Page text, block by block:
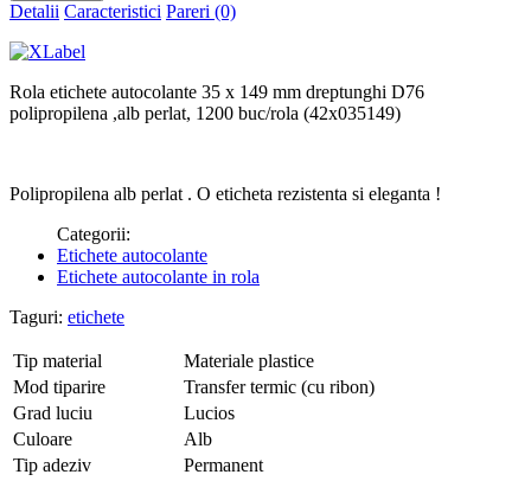
Detalii Caracteristici Pareri (0)
Rola etichete autocolante 35 x 149 mm dreptunghi D76
polipropilena ,alb perlat, 1200 buc/rola (42x035149)
Polipropilena alb perlat . O eticheta rezistenta si eleganta !
Categorii:
Etichete autocolante
Etichete autocolante in rola
Taguri: etichete
Tip material
Materiale plastice
Mod tiparire
Transfer termic (cu ribon)
Grad luciu
Lucios
Culoare
Alb
Tip adeziv
Permanent